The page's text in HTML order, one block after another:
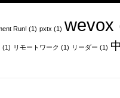
Run! (1) pxtx (1) wevox
(1) リモートワーク (1) リーダー (1)